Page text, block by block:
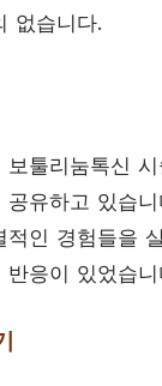
없습니다.
보툴리눔톡신
공유하고 있습
적인 경험들을
반응이 있었습니